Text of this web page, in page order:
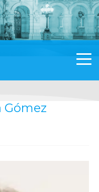
Gómez